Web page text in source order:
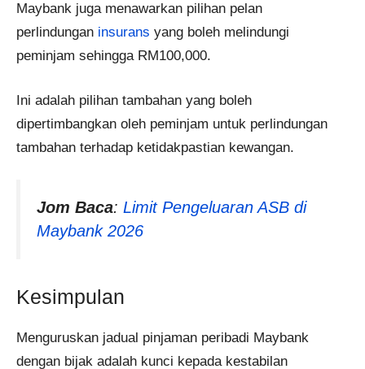
Maybank juga menawarkan pilihan pelan
perlindungan insurans yang boleh melindungi
peminjam sehingga RM100,000.
Ini adalah pilihan tambahan yang boleh
dipertimbangkan oleh peminjam untuk perlindungan
tambahan terhadap ketidakpastian kewangan.
Jom Baca: Limit Pengeluaran ASB di
Maybank 2026
Kesimpulan
Menguruskan jadual pinjaman peribadi Maybank
dengan bijak adalah kunci kepada kestabilan